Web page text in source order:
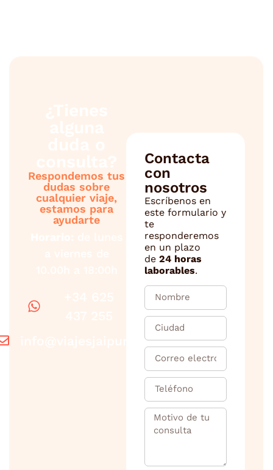
Respondemos tus
dudas sobre
cualquier viaje,
estamos para
ayudarte
info@viajesjaipur.com
Contacta
con
nosotros
Escríbenos en
este formulario y
te
responderemos
en un plazo
de 24 horas
laborables.